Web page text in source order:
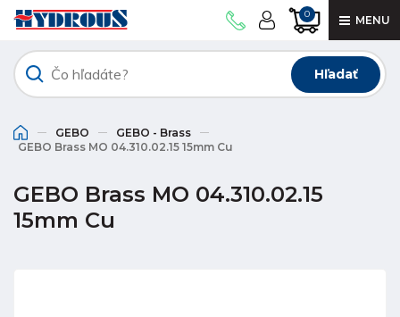
0 MENU
Hľadať
GEBO
GEBO - Brass
GEBO Brass MO 04.310.02.15 15mm Cu
GEBO Brass MO 04.310.02.15
15mm Cu